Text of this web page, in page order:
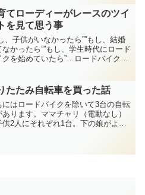
ートトレーナーです。...
てローディーがレースのツイ
を見て思う事
、子供がいなかったら””もし、結婚
なかったら””もし、学生時代にロード
クを始めていたら”…ロードバイクに
その最たるものがXでレースに出てる
ートを見...
たたみ自転車を買った話
にはロードバイクを除いて3台の自転
あります。ママチャリ（電動なし）
供2人にそれぞれ1台。下の娘がよう